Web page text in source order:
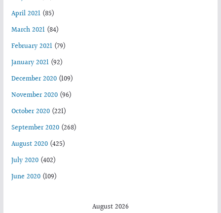
April 2021(85)
March 2021(84)
February 2021(79)
January 2021(92)
December 2020(109)
November 2020(96)
October 2020(221)
September 2020(268)
August 2020(425)
July 2020(402)
June 2020(109)
August 2026